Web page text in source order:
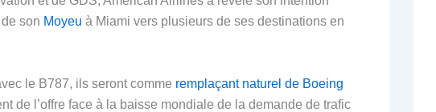
son Moyeu à Miami vers plusieurs de ses destinations en
le B787, ils seront comme remplaçant naturel de Boeing
de l’offre face à la baisse mondiale de la demande de trafic